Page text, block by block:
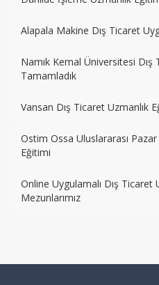
Alapala Makine Dış Ticaret
Namık Kemal Üniversitesi
Tamamladık
Vansan Dış Ticaret Uzmanlık
Ostim Ossa Uluslararası
Eğitimi
Online Uygulamalı Dış Ticaret
Mezunlarımız